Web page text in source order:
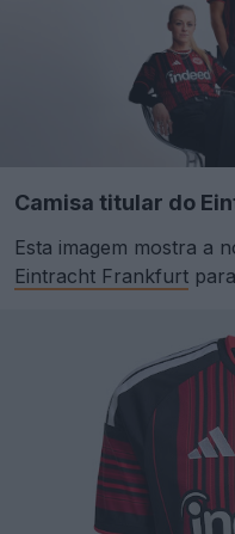
Camisa titular do
Esta imagem mostra a
Eintracht Frankfurt